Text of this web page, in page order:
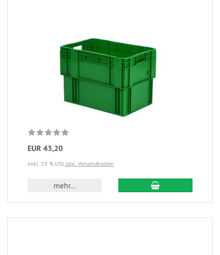
EUR 43,20
exkl. 19 % USt zzgl. Versandkosten
mehr...